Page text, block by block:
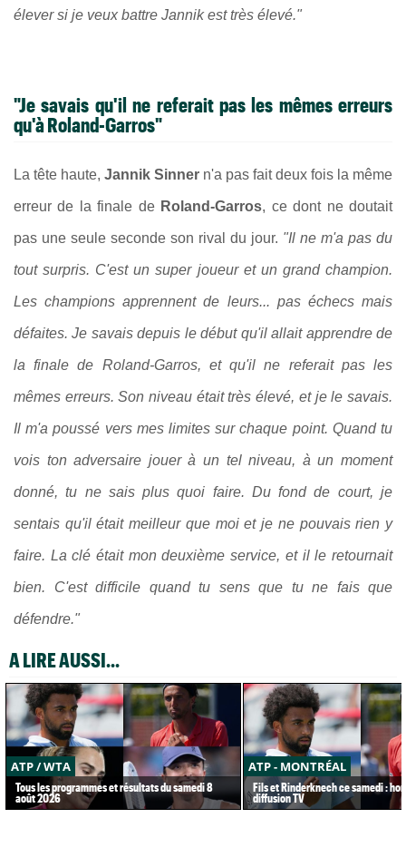
élever si je veux battre Jannik est très élevé."
"Je savais qu'il ne referait pas les mêmes erreurs
qu'à Roland-Garros"
La tête haute, Jannik Sinner n'a pas fait deux fois la même
erreur de la finale de Roland-Garros, ce dont ne doutait
pas une seule seconde son rival du jour. "Il ne m'a pas du
tout surpris. C'est un super joueur et un grand champion.
Les champions apprennent de leurs... pas échecs mais
défaites. Je savais depuis le début qu'il allait apprendre de
la finale de Roland-Garros, et qu'il ne referait pas les
mêmes erreurs. Son niveau était très élevé, et je le savais.
Il m'a poussé vers mes limites sur chaque point. Quand tu
vois ton adversaire jouer à un tel niveau, à un moment
donné, tu ne sais plus quoi faire. Du fond de court, je
sentais qu'il était meilleur que moi et je ne pouvais rien y
faire. La clé était mon deuxième service, et il le retournait
bien. C'est difficile quand tu sens que tu ne fais que
défendre."
A LIRE AUSSI...
ATP / WTA
Tous les programmes et résultats du samedi 8
août 2026
ATP - MONTRÉAL
Fils et Rinderknech ce samedi :
diffusion TV